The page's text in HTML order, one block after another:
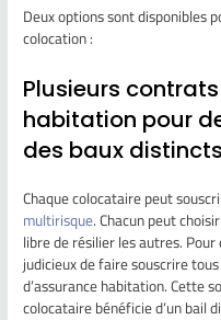
Deux options sont disponibles
colocation :
Plusieurs
habitation pour
des baux
Chaque colocataire peut
multirisque. Chacun peut
libre de résilier les autres.
judicieux de faire souscrire
d’assurance habitation. Cette
colocataire bénéficie d’un bail